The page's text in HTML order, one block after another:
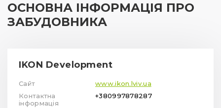
ОСНОВНА ІНФОРМАЦІЯ ПРО
ЗАБУДОВНИКА
IKON Development
Сайт
www.ikon.lviv.ua
Контактна
інформація
+380997878287